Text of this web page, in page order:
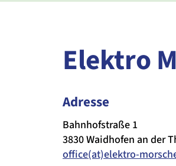
Elektro
Adresse
Bahnhofstraße 1
3830 Waidhofen an der
office(at)elektro-